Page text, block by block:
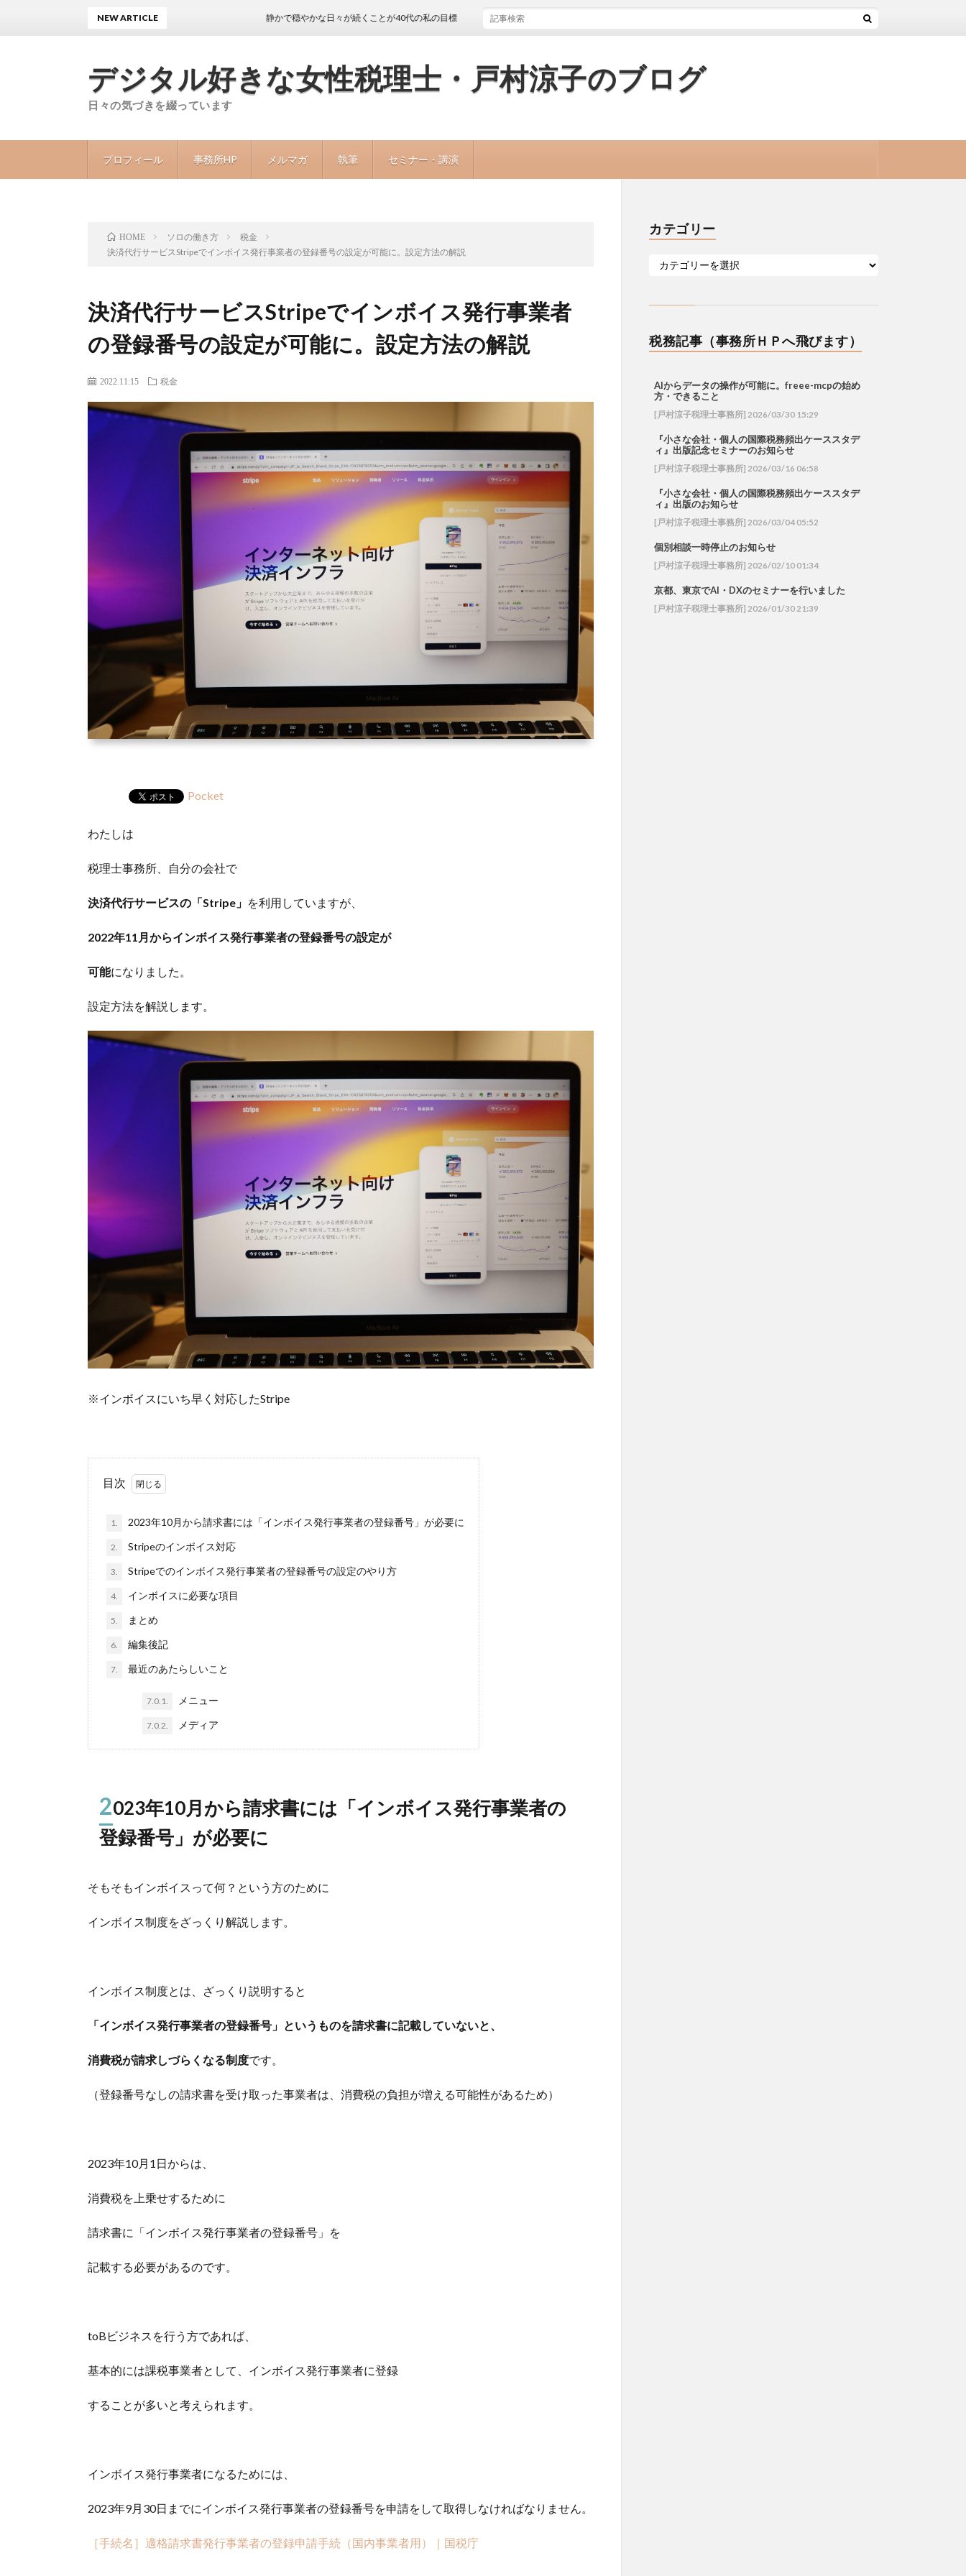
デジタル好きな女性税理士・戸村涼子のブログ
日々の気づきを綴っています
プロフィール 事務所HP メルマガ 執筆 セミナー・講演
NEW ARTICLE 静かで穏やかな日々が続くことが40代の私の目標
HOME ソロの働き方
税金
決済代行サービスStripeでインボイス発行事業者の登録番号の設定が可能に。設定方法の解説
決済代行サービスStripeでインボイス発行事業者
の登録番号の設定が可能に。設定方法の解説
2022.11.15 税金
Pocket
わたしは
税理士事務所、自分の会社で
決済代行サービスの「Stripe」 を利用していますが、
2022年11月からインボイス発行事業者の登録番号の設定が
可能になりました。
設定方法を解説します。
※インボイスにいち早く対応したStripe
目次
1. 2023年10月から請求書には「インボイス発行事業者の登録番号」が必要に
2. Stripeのインボイス対応
3. Stripeでのインボイス発行事業者の登録番号の設定のやり方
4. インボイスに必要な項目
5. まとめ
6. 編集後記
7. 最近のあたらしいこと
7.0.1. メニュー
7.0.2. メディア
2023年10月から請求書には「インボイス発行事業者の
登録番号」が必要に
そもそもインボイスって何？という方のために
インボイス制度をざっくり解説します。
インボイス制度とは、ざっくり説明すると
「インボイス発行事業者の登録番号」というものを請求書に記載していないと、
消費税が請求しづらくなる制度です。
（登録番号なしの請求書を受け取った事業者は、消費税の負担が増える可能性があるため）
2023年10月1日からは、
消費税を上乗せするために
請求書に「インボイス発行事業者の登録番号」を
記載する必要があるのです。
toBビジネスを行う方であれば、
基本的には課税事業者として、インボイス発行事業者に登録
することが多いと考えられます。
インボイス発行事業者になるためには、
2023年9月30日までにインボイス発行事業者の登録番号を申請をして取得しなければなりません。
［手続名］適格請求書発行事業者の登録申請手続（国内事業者用）｜国税庁
カテゴリー
税務記事（事務所ＨＰへ飛びます）
AIからデータの操作が可能に。freee-mcpの始め
方・できること
[戸村涼子税理士事務所] 2026/03/30 15:29
『小さな会社・個人の国際税務頻出ケーススタデ
ィ』出版記念セミナーのお知らせ
[戸村涼子税理士事務所] 2026/03/16 06:58
『小さな会社・個人の国際税務頻出ケーススタデ
ィ』出版のお知らせ
[戸村涼子税理士事務所] 2026/03/04 05:52
個別相談一時停止のお知らせ
[戸村涼子税理士事務所] 2026/02/10 01:34
京都、東京でAI・DXのセミナーを行いました
[戸村涼子税理士事務所] 2026/01/30 21:39